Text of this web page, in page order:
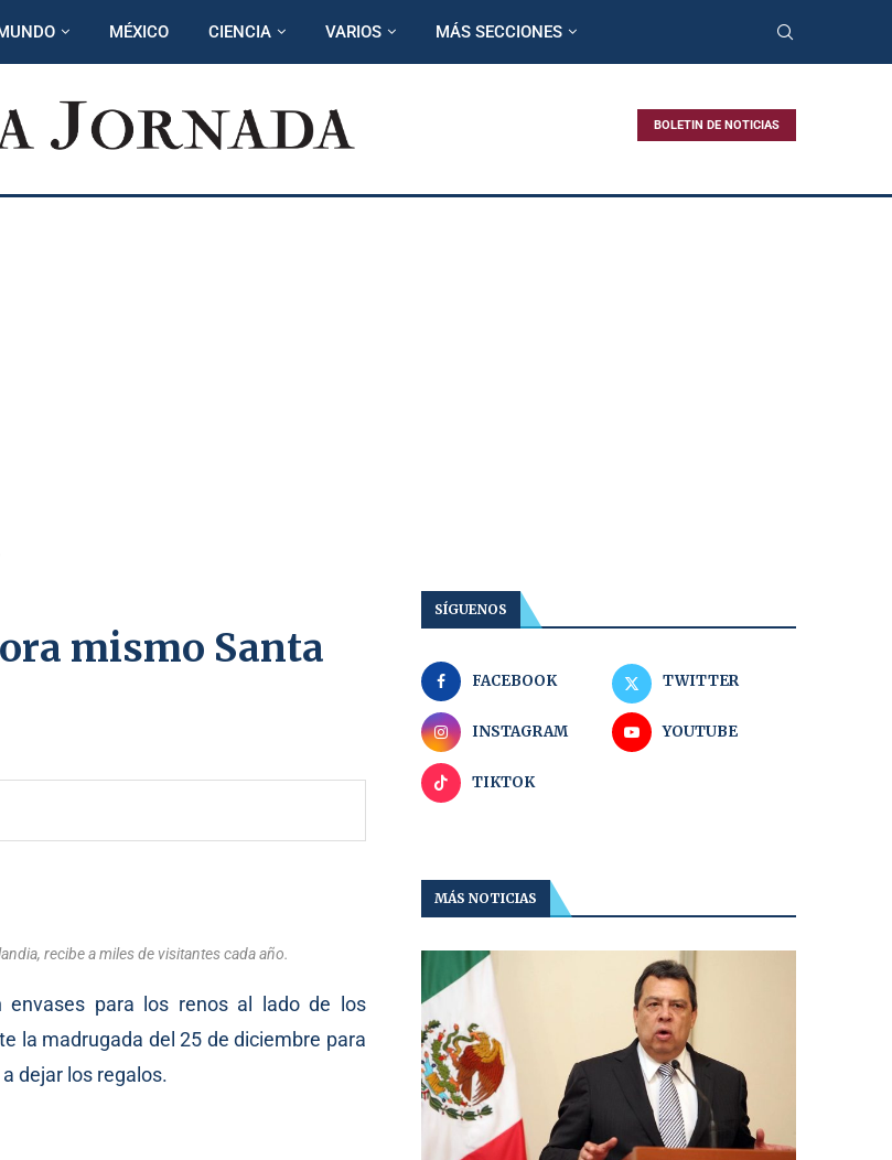
MÉXICO CIENCIA VARIOS MÁS SECCIONES
BOLETIN DE NOTICIAS
mismo Santa
recibe a miles de visitantes cada año.
envases para los renos al lado de los
la madrugada del 25 de diciembre para
dejar los regalos.
SÍGUENOS
FACEBOOK TWITTER
INSTAGRAM YOUTUBE
TIKTOK
MÁS NOTICIAS